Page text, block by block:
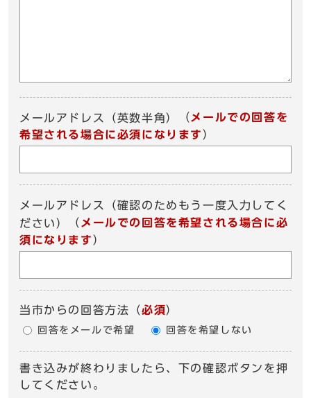
メールアドレス（英数半角） （ メールでの回答を
希望される場合に必須になります ）
メールアドレス（確認のためもう一度入力してく
ださい）
（ メールでの回答を希望される場合に必
須になります ）
当市からの回答方法 （必須）
回答をメールで希望 回答を希望しない
書き込みが終わりましたら、下の確認ボタンを押
してください。